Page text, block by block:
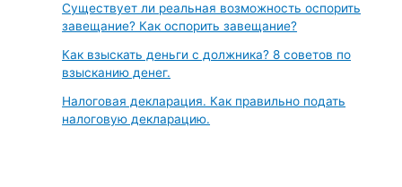
Существует ли реальная возможность оспорить
завещание? Как оспорить завещание?
Как взыскать деньги с должника? 8 советов по
взысканию денег.
Налоговая декларация. Как правильно подать
налоговую декларацию.